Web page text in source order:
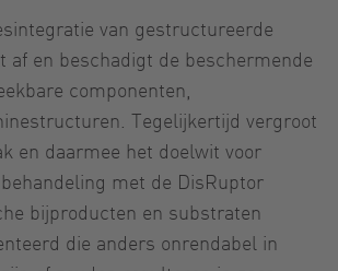
van gestructureerde
af en beschadigt de beschermende
componenten,
Tegelijkertijd vergroot
en daarmee het doelwit voor
met de DisRuptor
bijproducten en substraten
die anders onrendabel in